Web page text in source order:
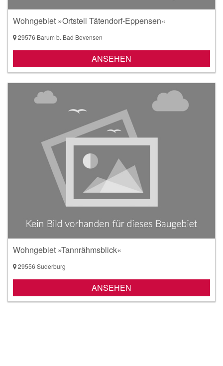
Wohngebiet »Ortsteil Tätendorf-Eppensen«
29576 Barum b. Bad Bevensen
ANSEHEN
Wohngebiet »Tannrähmsblick«
29556 Suderburg
ANSEHEN